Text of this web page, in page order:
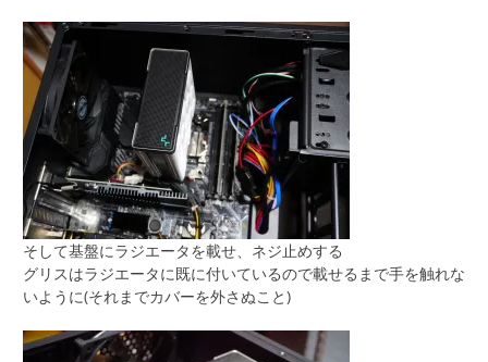
そして基盤にラジエータを載せ、ネジ止めする
グリスはラジエータに既に付いているので載せるまで手を触れな
いように(それまでカバーを外さぬこと)